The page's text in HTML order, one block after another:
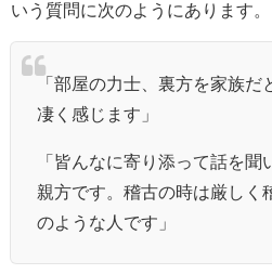
いう質問に次のようにあります。
「部屋の力士、裏方を家族
凄く感じます」
「皆んなに寄り添って話を
親方です。稽古の時は厳しく
のような人です」